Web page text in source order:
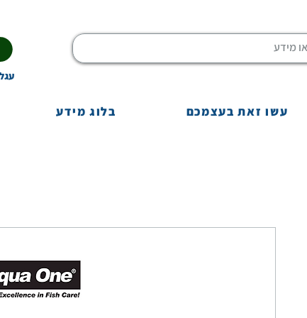
עשו זאת בעצמכם בלוג מידע